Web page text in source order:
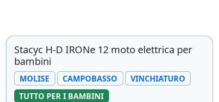
Stacyc H-D IRONe 12 moto elettrica per
bambini
MOLISE CAMPOBASSO
VINCHIATURO
TUTTO PER I BAMBINI